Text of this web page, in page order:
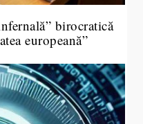
birocratică
europeană”